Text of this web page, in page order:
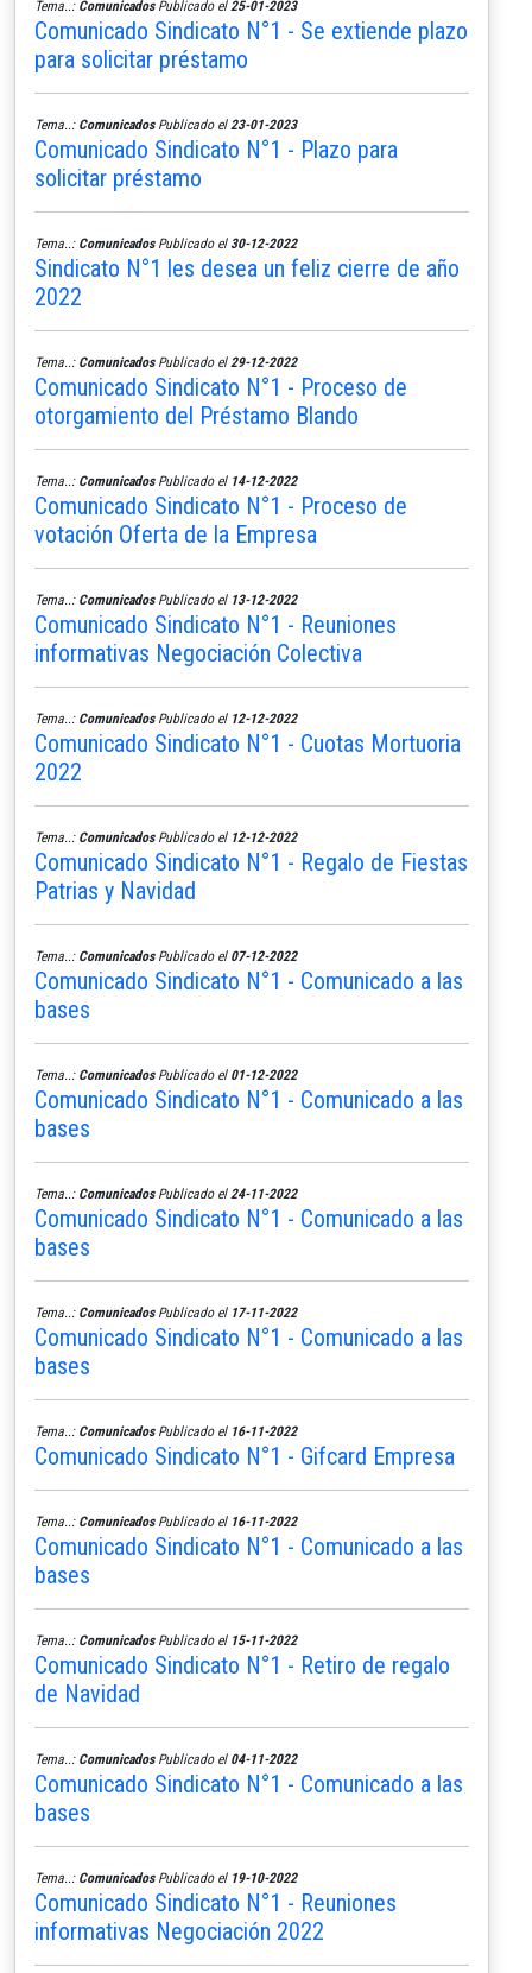
Tema..: ComunicadosPublicado el 25-01-2023
Comunicado Sindicato N°1 - Se extiende plazo
para solicitar préstamo
Tema..: ComunicadosPublicado el 23-01-2023
Comunicado Sindicato N°1 - Plazo para
solicitar préstamo
Tema..: ComunicadosPublicado el 30-12-2022
Sindicato N°1 les desea un feliz cierre de año
2022
Tema..: ComunicadosPublicado el 29-12-2022
Comunicado Sindicato N°1 - Proceso de
otorgamiento del Préstamo Blando
Tema..: ComunicadosPublicado el 14-12-2022
Comunicado Sindicato N°1 - Proceso de
votación Oferta de la Empresa
Tema..: ComunicadosPublicado el 13-12-2022
Comunicado Sindicato N°1 - Reuniones
informativas Negociación Colectiva
Tema..: ComunicadosPublicado el 12-12-2022
Comunicado Sindicato N°1 - Cuotas Mortuoria
2022
Tema..: ComunicadosPublicado el 12-12-2022
Comunicado Sindicato N°1 - Regalo de Fiestas
Patrias y Navidad
Tema..: ComunicadosPublicado el 07-12-2022
Comunicado Sindicato N°1 - Comunicado a las
bases
Tema..: ComunicadosPublicado el 01-12-2022
Comunicado Sindicato N°1 - Comunicado a las
bases
Tema..: ComunicadosPublicado el 24-11-2022
Comunicado Sindicato N°1 - Comunicado a las
bases
Tema..: ComunicadosPublicado el 17-11-2022
Comunicado Sindicato N°1 - Comunicado a las
bases
Tema..: ComunicadosPublicado el 16-11-2022
Comunicado Sindicato N°1 - Gifcard Empresa
Tema..: ComunicadosPublicado el 16-11-2022
Comunicado Sindicato N°1 - Comunicado a las
bases
Tema..: ComunicadosPublicado el 15-11-2022
Comunicado Sindicato N°1 - Retiro de regalo
de Navidad
Tema..: ComunicadosPublicado el 04-11-2022
Comunicado Sindicato N°1 - Comunicado a las
bases
Tema..: ComunicadosPublicado el 19-10-2022
Comunicado Sindicato N°1 - Reuniones
informativas Negociación 2022